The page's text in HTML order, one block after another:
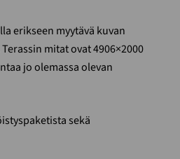
erikseen myytävä kuvan
mitat ovat 4906×2000
jo olemassa olevan
sekä